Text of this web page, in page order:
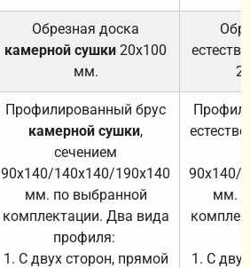
Обрезная доска
камерной сушки 20х100
мм.
Профилированный брус
камерной сушки,
сечением
90х140/140х140/190х140
мм. по выбранной
комплектации. Два вида
профиля:
1. С двух сторон, прямой
90х140/
мм.
1. С